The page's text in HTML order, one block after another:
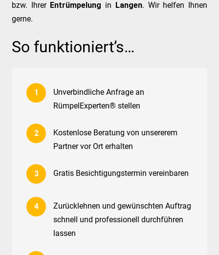
bzw. Ihrer Entrümpelung in Langen. Wir helfen Ihnen
gerne.
So funktioniert’s…
Unverbindliche Anfrage an
RümpelExperten® stellen
Kostenlose Beratung von unsererem
Partner vor Ort erhalten
Gratis Besichtigungstermin vereinbaren
Zurücklehnen und gewünschten Auftrag
schnell und professionell durchführen
lassen